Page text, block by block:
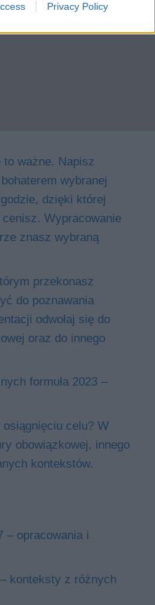
Privacy Policy
to ważne. Napisz
wybranej
dzięki której
cenisz. Wypracowanie
znasz wybraną
przekonasz
do poznawania
odwołaj się do
oraz do innego
formuła 2023 –
osiągnięciu celu? W
obowiązkowej, innego
kontekstów.
– opracowania i
konteksty z różnych